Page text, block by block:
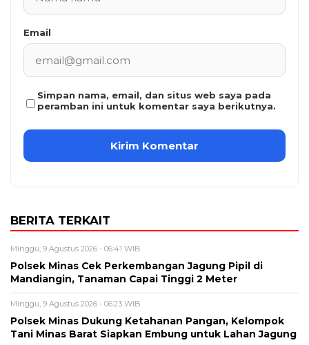
Email
Simpan nama, email, dan situs web saya pada
peramban ini untuk komentar saya berikutnya.
BERITA TERKAIT
Minggu, 9 Agustus 2026 - 06:41 WIB
Polsek Minas Cek Perkembangan Jagung Pipil di
Mandiangin, Tanaman Capai Tinggi 2 Meter
Minggu, 9 Agustus 2026 - 06:23 WIB
Polsek Minas Dukung Ketahanan Pangan, Kelompok
Tani Minas Barat Siapkan Embung untuk Lahan Jagung